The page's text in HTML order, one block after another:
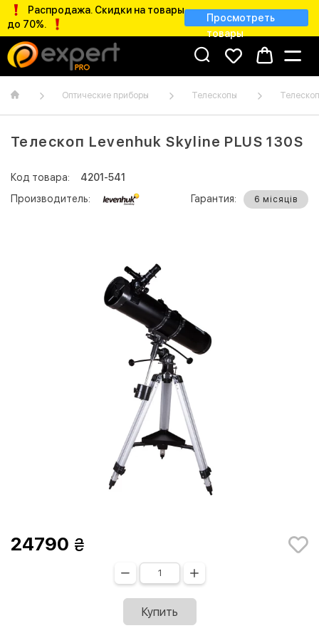
Распродажа. Скидки на товары
до 70%.
Просмотреть
товары
Оптические приборы Телескопы
Телескоп Levenhuk Skyline PLUS 130S
Код товара:
4201-541
Производитель:
Гарантия: 6 місяців
24790
Купить